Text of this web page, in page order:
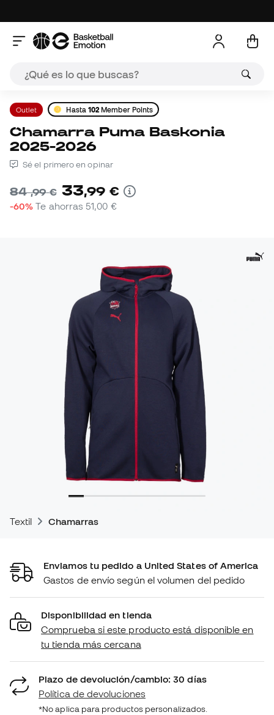
Outlet Hasta 102 Member Points
Chamarra Puma Baskonia
2025-2026
Sé el primero en opinar
84,99 € 33,99 €
-60% Te ahorras51,00 €
Textil Chamarras
Enviamos tu pedido a United States of America
Gastos de envío según el volumen del pedido
Disponibilidad en tienda
Comprueba si este producto está disponible en
tu tienda más cercana
Plazo de devolución/cambio: 30 días
Política de devoluciones
*No aplica para productos personalizados.